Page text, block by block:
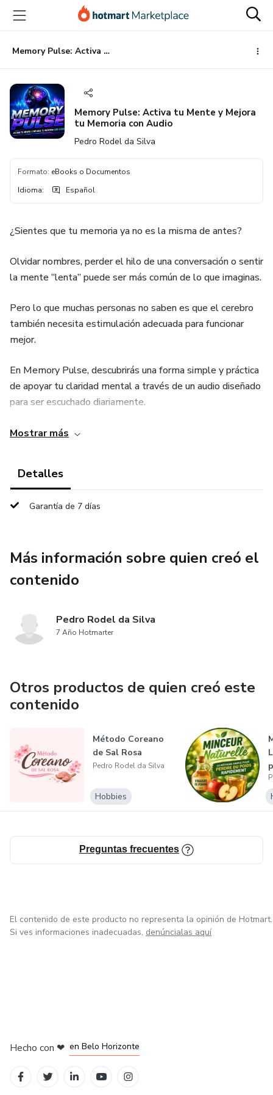
principal
página
de
página
Memory Pulse: Activa tu Mente y Mejora tu Memoria con Audio
Memory Pulse: Activa tu Mente y Mejora
tu Memoria con Audio
Pedro Rodel da Silva
Formato: eBooks o Documentos
Idioma: Español
¿Sientes que tu memoria ya no es la misma de antes?
Olvidar nombres, perder el hilo de una conversación o sentir
la mente “lenta” puede ser más común de lo que imaginas.
Pero lo que muchas personas no saben es que el cerebro
también necesita estimulación adecuada para funcionar
mejor.
En Memory Pulse, descubrirás una forma simple y práctica
de apoyar tu claridad mental a través de un audio diseñado
para ser escuchado diariamente.
Este método fue creado para ayudarte a activar tu mente,
🧠 Ejercicios auditivos que ayudan a mejorar la
concentración
🕒 Guía de uso: cuándo y cómo escuchar el audio
No necesitas conocimientos previos.
Solo necesitas unos minutos al día.
Este producto es ideal para:
✔ Personas que sienten fallas en la memoria
✔ Personas que buscan mayor claridad mental
✔ Cualquier persona que quiera mejorar su enfoque
Mostrar más
Detalles
Garantía de 7 días
Más información sobre quien creó el
contenido
Pedro Rodel da Silva
7 Año Hotmarter
Otros productos de quien creó este
contenido
Método Coreano
de Sal Rosa
Pedro Rodel da Silva
Hobbies
Preguntas frecuentes
El contenido de este producto no representa la opinión de Hotmart.
Si ves informaciones inadecuadas, denúncialas aquí
Hecho con ❤ en Belo Horizonte